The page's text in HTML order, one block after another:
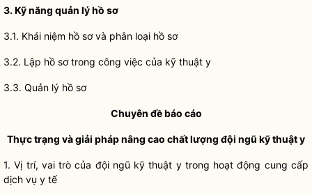
3. Kỹ năng quản lý hồ sơ
3.1. Khái niệm hồ sơ và phân loại hồ sơ
3.2. Lập hồ sơ trong công việc của kỹ thuật y
3.3. Quản lý hồ sơ
Chuyên đề báo cáo
Thực trạng và giải pháp nâng cao chất lượng đội ngũ kỹ thuật y
1. Vị trí, vai trò của đội ngũ kỹ thuật y trong hoạt động cung cấp
dịch vụ y tế